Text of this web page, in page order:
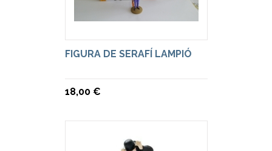
FIGURA DE SERAFÍ LAMPIÓ
18,00 €